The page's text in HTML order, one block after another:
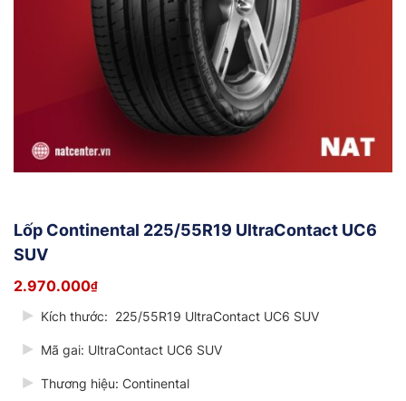
Lốp Continental 225/55R19 UltraContact UC6
SUV
2.970.000₫
Kích thước: 225/55R19 UltraContact UC6 SUV
Mã gai: UltraContact UC6 SUV
Thương hiệu: Continental